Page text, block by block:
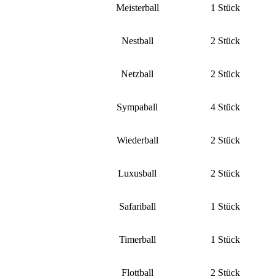
Meisterball 1 Stück
Nestball 2 Stück
Netzball 2 Stück
Sympaball 4 Stück
Wiederball 2 Stück
Luxusball 2 Stück
Safariball 1 Stück
Timerball 1 Stück
Flottball 2 Stück